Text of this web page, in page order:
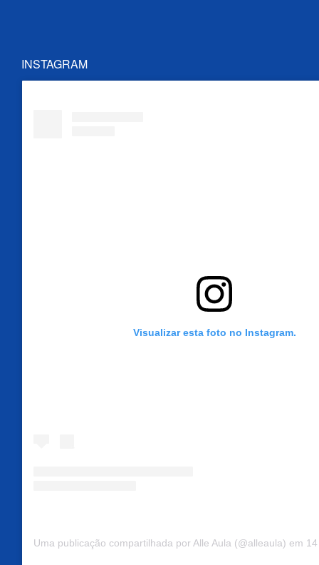
INSTAGRAM
Visualizar esta foto no Instagram.
Uma publicação compartilhada por Alle Aula (@alleaula) em 14